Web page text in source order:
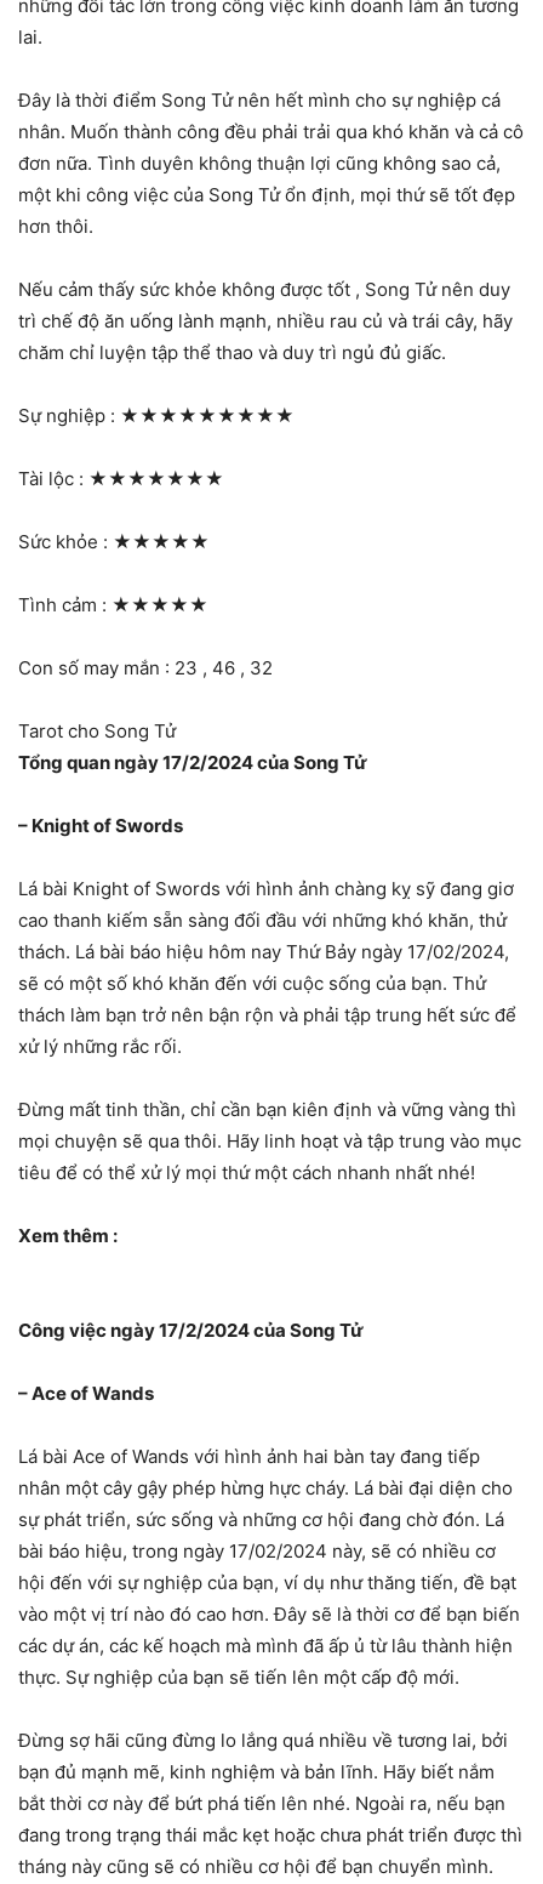
những đối tác lớn trong công việc kinh doanh làm ăn tương
lai.
Đây là thời điểm Song Tử nên hết mình cho sự nghiệp cá
nhân. Muốn thành công đều phải trải qua khó khăn và cả cô
đơn nữa. Tình duyên không thuận lợi cũng không sao cả,
một khi công việc của Song Tử ổn định, mọi thứ sẽ tốt đẹp
hơn thôi.
Nếu cảm thấy sức khỏe không được tốt , Song Tử nên duy
trì chế độ ăn uống lành mạnh, nhiều rau củ và trái cây, hãy
chăm chỉ luyện tập thể thao và duy trì ngủ đủ giấc.
Sự nghiệp : ★★★★★★★★★
Tài lộc : ★★★★★★★
Sức khỏe : ★★★★★
Tình cảm : ★★★★★
Con số may mắn : 23 , 46 , 32
Tarot cho Song Tử
Tổng quan ngày 17/2/2024 của Song Tử
– Knight of Swords
Lá bài Knight of Swords với hình ảnh chàng kỵ sỹ đang giơ
cao thanh kiếm sẵn sàng đối đầu với những khó khăn, thử
thách. Lá bài báo hiệu hôm nay Thứ Bảy ngày 17/02/2024,
sẽ có một số khó khăn đến với cuộc sống của bạn. Thử
thách làm bạn trở nên bận rộn và phải tập trung hết sức để
xử lý những rắc rối.
Đừng mất tinh thần, chỉ cần bạn kiên định và vững vàng thì
mọi chuyện sẽ qua thôi. Hãy linh hoạt và tập trung vào mục
tiêu để có thể xử lý mọi thứ một cách nhanh nhất nhé!
Xem thêm :
Công việc ngày 17/2/2024 của Song Tử
– Ace of Wands
Lá bài Ace of Wands với hình ảnh hai bàn tay đang tiếp
nhân một cây gậy phép hừng hực cháy. Lá bài đại diện cho
sự phát triển, sức sống và những cơ hội đang chờ đón. Lá
bài báo hiệu, trong ngày 17/02/2024 này, sẽ có nhiều cơ
hội đến với sự nghiệp của bạn, ví dụ như thăng tiến, đề bạt
vào một vị trí nào đó cao hơn. Đây sẽ là thời cơ để bạn biến
các dự án, các kế hoạch mà mình đã ấp ủ từ lâu thành hiện
thực. Sự nghiệp của bạn sẽ tiến lên một cấp độ mới.
Đừng sợ hãi cũng đừng lo lắng quá nhiều về tương lai, bởi
bạn đủ mạnh mẽ, kinh nghiệm và bản lĩnh. Hãy biết nắm
bắt thời cơ này để bứt phá tiến lên nhé. Ngoài ra, nếu bạn
đang trong trạng thái mắc kẹt hoặc chưa phát triển được thì
tháng này cũng sẽ có nhiều cơ hội để bạn chuyển mình.